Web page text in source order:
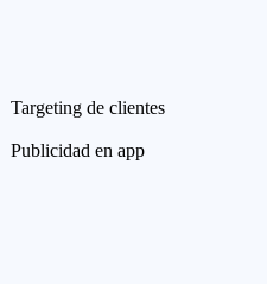
Targeting de clientes
Publicidad en app